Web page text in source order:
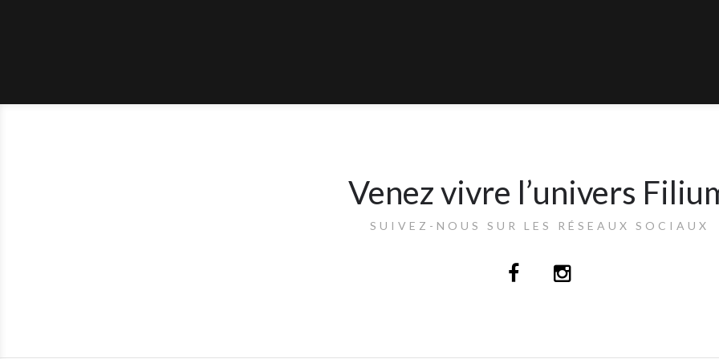
Venez vivre l’univers
SUIVEZ-NOUS SUR LES RÉSEAUX SOCIAUX